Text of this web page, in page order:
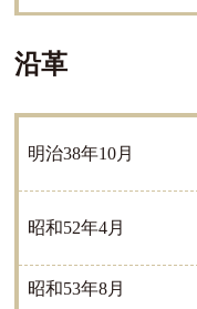
沿革
明治38年10月
昭和52年4月
昭和53年8月